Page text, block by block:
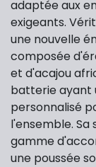
adaptée aux
exigeants.
une nouvelle
composée
et d'acajou
batterie ayant
personnalisé
l'ensemble.
gamme
une poussée